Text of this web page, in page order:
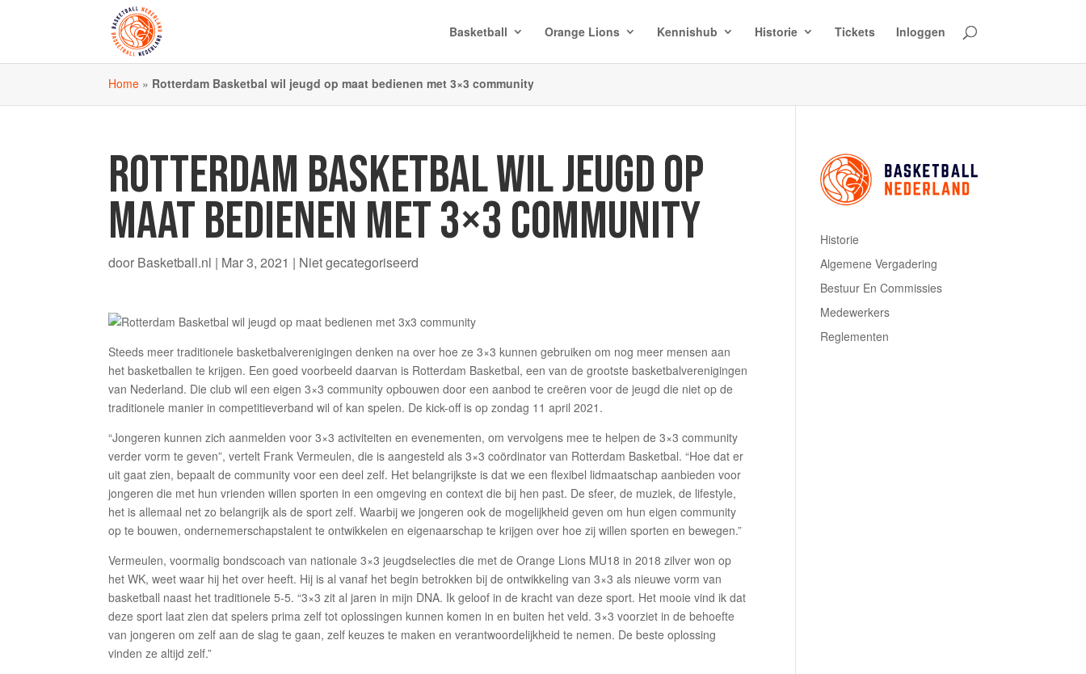
Basketball Orange Lions Kennishub Historie Tickets Inloggen
Home » Rotterdam Basketbal wil jeugd op maat bedienen met 3×3 community
ROTTERDAM BASKETBAL WIL JEUGD OP
MAAT BEDIENEN MET 3×3 COMMUNITY
door Basketball.nl | Mar 3, 2021 | Niet gecategoriseerd
Steeds meer traditionele basketbalverenigingen denken na over hoe ze 3×3 kunnen gebruiken om nog meer mensen aan
het basketballen te krijgen. Een goed voorbeeld daarvan is Rotterdam Basketbal, een van de grootste basketbalverenigingen
van Nederland. Die club wil een eigen 3×3 community opbouwen door een aanbod te creëren voor de jeugd die niet op de
traditionele manier in competitieverband wil of kan spelen. De kick-off is op zondag 11 april 2021.
“Jongeren kunnen zich aanmelden voor 3×3 activiteiten en evenementen, om vervolgens mee te helpen de 3×3 community
verder vorm te geven”, vertelt Frank Vermeulen, die is aangesteld als 3×3 coördinator van Rotterdam Basketbal. “Hoe dat er
uit gaat zien, bepaalt de community voor een deel zelf. Het belangrijkste is dat we een flexibel lidmaatschap aanbieden voor
jongeren die met hun vrienden willen sporten in een omgeving en context die bij hen past. De sfeer, de muziek, de lifestyle,
het is allemaal net zo belangrijk als de sport zelf. Waarbij we jongeren ook de mogelijkheid geven om hun eigen community
op te bouwen, ondernemerschapstalent te ontwikkelen en eigenaarschap te krijgen over hoe zij willen sporten en bewegen.”
Vermeulen, voormalig bondscoach van nationale 3×3 jeugdselecties die met de Orange Lions MU18 in 2018 zilver won op
het WK, weet waar hij het over heeft. Hij is al vanaf het begin betrokken bij de ontwikkeling van 3×3 als nieuwe vorm van
basketball naast het traditionele 5-5. “3×3 zit al jaren in mijn DNA. Ik geloof in de kracht van deze sport. Het mooie vind ik dat
deze sport laat zien dat spelers prima zelf tot oplossingen kunnen komen in en buiten het veld. 3×3 voorziet in de behoefte
van jongeren om zelf aan de slag te gaan, zelf keuzes te maken en verantwoordelijkheid te nemen. De beste oplossing
vinden ze altijd zelf.”
Historie
Algemene Vergadering
Bestuur En Commissies
Medewerkers
Reglementen